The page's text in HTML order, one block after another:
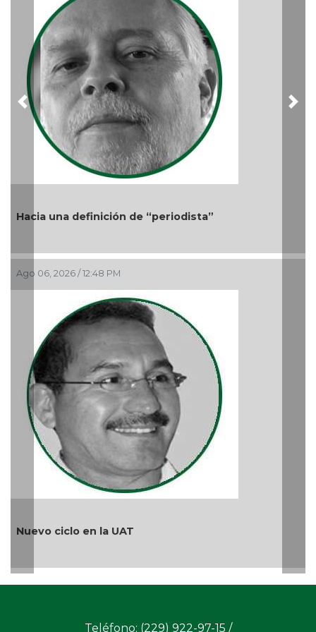
Hacia una definición de “periodista”
Ago 06, 2026 / 12:48 PM
Nuevo ciclo en la UAT